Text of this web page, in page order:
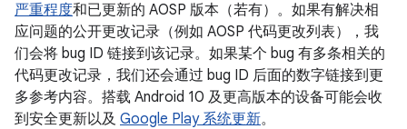
严重程度和已更新的 AOSP 版本（若有）。如果有解决相
应问题的公开更改记录（例如 AOSP 代码更改列表），我
们会将 bug ID 链接到该记录。如果某个 bug 有多条相关的
代码更改记录，我们还会通过 bug ID 后面的数字链接到更
多参考内容。搭载 Android 10 及更高版本的设备可能会收
到安全更新以及 Google Play 系统更新。